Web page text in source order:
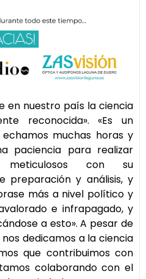
en nuestro país la ciencia
reconocida». «Es un
muchas horas y
paciencia para realizar
meticulosos con su
preparación y análisis, y
más a nivel político y
e infrapagado, y
a esto». A pesar de
dedicamos a la ciencia
que contribuimos con
colaborando con el